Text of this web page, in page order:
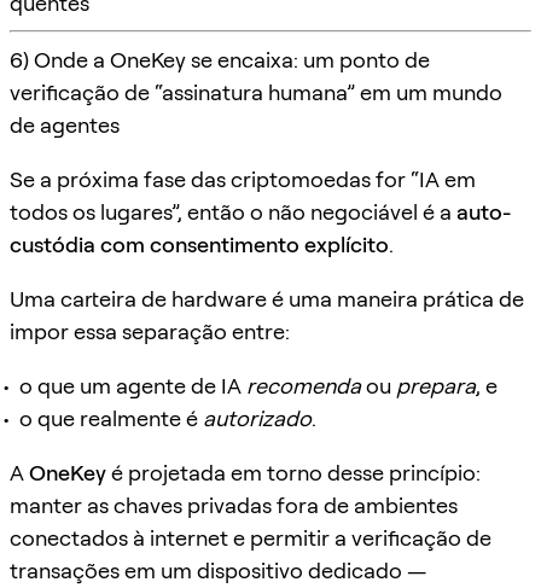
6) Onde a OneKey se encaixa: um ponto de
verificação de “assinatura humana” em um mundo
de agentes
Se a próxima fase das criptomoedas for “IA em
todos os lugares”, então o não negociável é a auto-
custódia com consentimento explícito.
Uma carteira de hardware é uma maneira prática de
impor essa separação entre:
o que um agente de IA recomendaou prepara, e
o que realmente é autorizado.
A OneKeyé projetada em torno desse princípio:
manter as chaves privadas fora de ambientes
conectados à internet e permitir a verificação de
transações em um dispositivo dedicado —